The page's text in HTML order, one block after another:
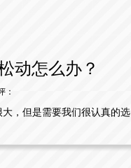
动怎么办？
：
，但是需要我们很认真的选